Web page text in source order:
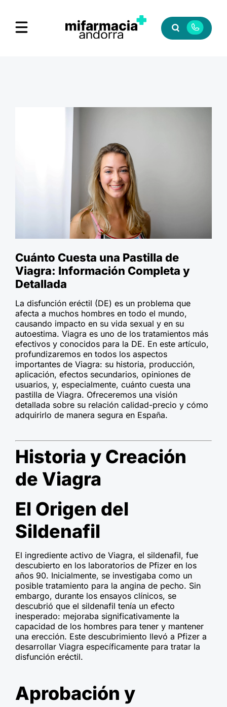
Cuánto Cuesta una Pastilla de
Viagra: Información Completa y
Detallada
La disfunción eréctil (DE) es un problema que
afecta a muchos hombres en todo el mundo,
causando impacto en su vida sexual y en su
autoestima. Viagra es uno de los tratamientos más
efectivos y conocidos para la DE. En este artículo,
profundizaremos en todos los aspectos
importantes de Viagra: su historia, producción,
aplicación, efectos secundarios, opiniones de
usuarios, y, especialmente, cuánto cuesta una
pastilla de Viagra. Ofreceremos una visión
detallada sobre su relación calidad-precio y cómo
adquirirlo de manera segura en España.
Historia y Creación
de Viagra
El Origen del
Sildenafil
El ingrediente activo de Viagra, el sildenafil, fue
descubierto en los laboratorios de Pfizer en los
años 90. Inicialmente, se investigaba como un
posible tratamiento para la angina de pecho. Sin
embargo, durante los ensayos clínicos, se
descubrió que el sildenafil tenía un efecto
inesperado: mejoraba significativamente la
capacidad de los hombres para tener y mantener
una erección. Este descubrimiento llevó a Pfizer a
desarrollar Viagra específicamente para tratar la
disfunción eréctil.
Aprobación y